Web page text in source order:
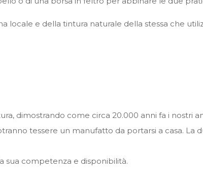
locale e della tintura naturale della stessa che
dimostrando come circa 20.000 anni fa i nostri
tessere un manufatto da portarsi a casa. La
sua competenza e disponibilità.